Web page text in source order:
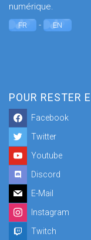
numérique.
FR - EN
POUR RESTER
Facebook
Twitter
Youtube
Discord
E-Mail
Instagram
Twitch